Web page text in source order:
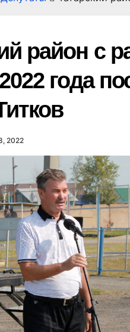
район с
года
2022